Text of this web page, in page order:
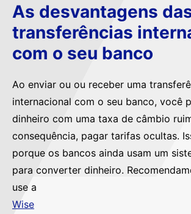
As desvantagens
transferências
com o seu banco
Ao enviar ou ou receber uma
internacional com o seu banco, você
dinheiro com uma taxa de câmbio
consequência, pagar tarifas ocultas.
porque os bancos ainda usam um
para converter dinheiro.
use a
Wise